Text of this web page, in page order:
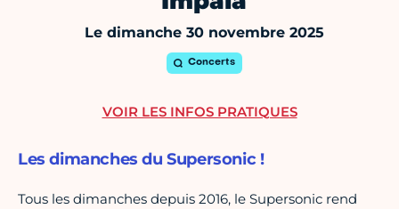
Le dimanche 30 novembre 2025
Concerts
Les dimanches du Supersonic !
Tous les dimanches depuis 2016, le Supersonic rend
VOIR LES INFOS PRATIQUES